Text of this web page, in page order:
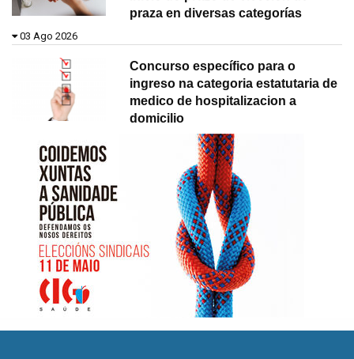
praza en diversas categorías
03 Ago 2026
Concurso específico para o
ingreso na categoria estatutaria de
medico de hospitalizacion a
domicilio